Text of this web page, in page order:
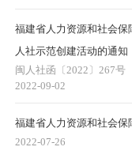
福建省人力资源和社会
人社示范创建活动的通知
闽人社函〔2022〕267号
2022-09-02
福建省人力资源和社会
2022-07-26